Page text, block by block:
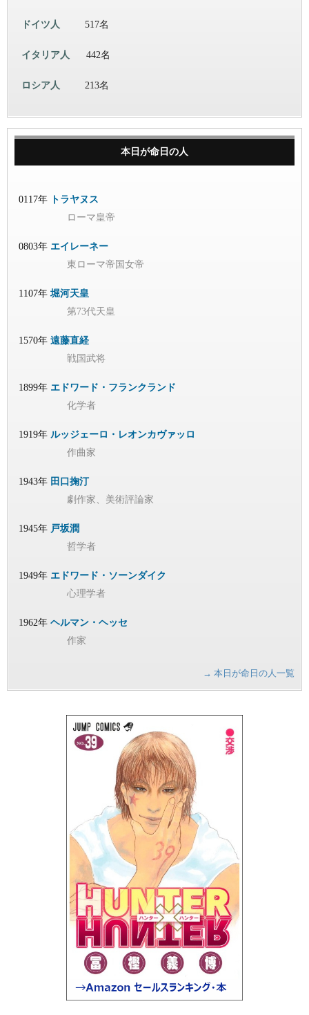
ドイツ人 517名
イタリア人 442名
ロシア人 213名
本日が命日の人
0117年
トラヤヌス
ローマ皇帝
0803年 エイレーネー
東ローマ帝国女帝
1107年 堀河天皇
第73代天皇
1570年 遠藤直経
戦国武将
1899年 エドワード・フランクランド
化学者
1919年 ルッジェーロ・レオンカヴァッロ
作曲家
1943年 田口掬汀
劇作家、美術評論家
1945年 戸坂潤
哲学者
1949年 エドワード・ソーンダイク
心理学者
1962年 ヘルマン・ヘッセ
作家
→ 本日が命日の人一覧